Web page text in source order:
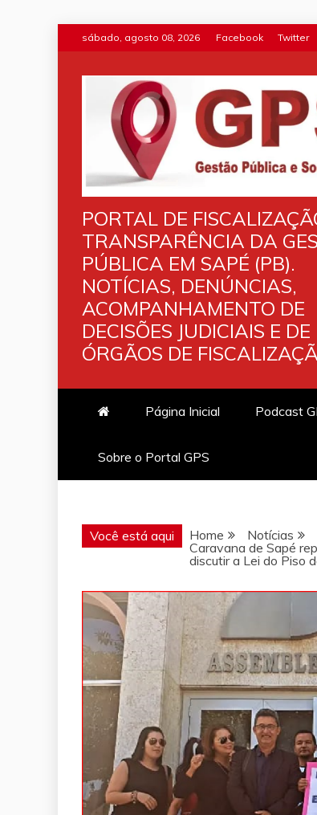
to
content
sábado, agosto 08, 2026 Facebook Twitter
PORTAL DE
TRANSPARÊNCIA DA
PÚBLICA EM SAPÉ (PB).
NOTÍCIAS, DENÚNCIAS,
ACOMPANHAMENTO DE
DECISÕES JUDICIAIS E DE
ÓRGÃOS DE
Página Inicial Podcast
Sobre o Portal GPS
Você está aqui Home
Notícias
Caravana de Sapé
discutir a Lei do Piso